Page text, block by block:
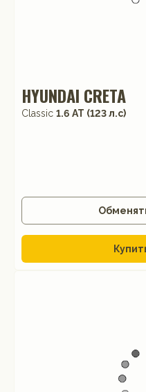
HYUNDAI CRETA
Classic 1.6 АТ (123 л.с)